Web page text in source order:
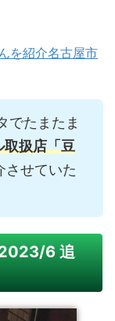
でたまたま
取扱店「豆
させていた
6 追